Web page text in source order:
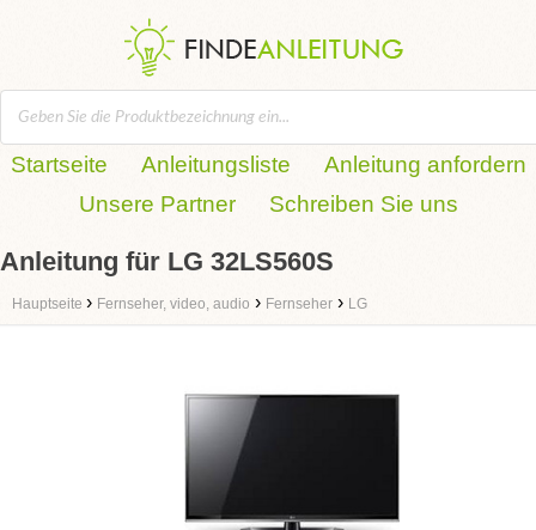
Startseite Anleitungsliste
Anleitung anfordern
Unsere Partner
Schreiben Sie uns
Anleitung für LG 32LS560S
Hauptseite › Fernseher, video, audio › Fernseher › LG